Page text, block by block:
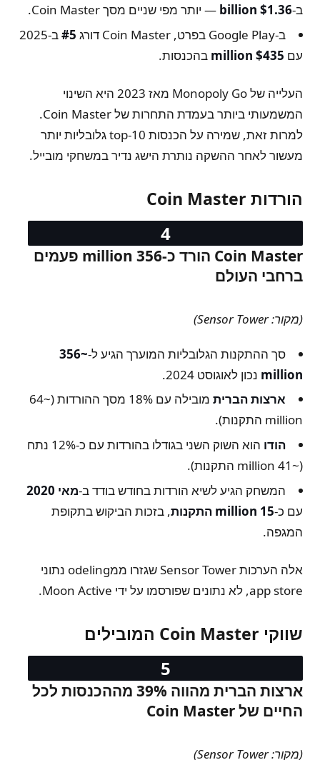
ב-$1.36 billion
— יותר מפי שניים מסך Coin Master.
ב-Google Play בפרט, Coin Master דורג
#5
ב-2025
עם $435 million בהכנסות.
העלייה של Monopoly Go מאז 2023 היא השינוי
המשמעותי ביותר בעמדת התחרות של Coin Master.
למרות זאת, שמירה על הכנסות top-10 גלובליות יותר
מעשור לאחר ההשקה נותרת הישג נדיר במשחקי מובייל.
הורדות Coin Master
Coin Master הורד כ-356 million פעמים
ברחבי העולם
(מקור: Sensor Tower)
סך ההתקנות הגלובליות המוערך הגיע ל- ~356
million נכון לאוגוסט 2024.
ארצות הברית
מובילה עם 18% מסך ההורדות (~64
million התקנות).
הודו
הוא השוק השני בגודלו בהורדות עם כ-12% נתח
(~41 million התקנות).
המשחק הגיע לשיא הורדות בחודש בודד ב-מאי 2020
עם כ-15 million התקנות
, בזכות הביקוש בתקופת
המגפה.
אלה הערכות Sensor Tower שגזרו ממodeling נתוני
app store, לא נתונים שפורסמו על ידי Moon Active.
שווקי Coin Master המובילים
ארצות הברית מהווה 39% מההכנסות לכל
החיים של Coin Master
(מקור: Sensor Tower)